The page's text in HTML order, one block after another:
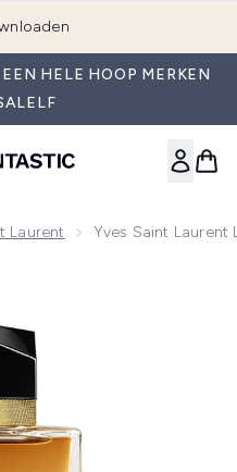
HELE HOOP MERKEN
Laurent Yves Saint Laurent